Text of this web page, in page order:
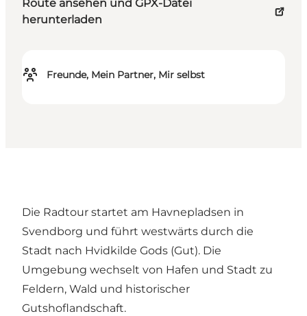
Route ansehen und GPX-Datei
herunterladen
Freunde, Mein Partner, Mir selbst
Die Radtour startet am Havnepladsen in
Svendborg und führt westwärts durch die
Stadt nach Hvidkilde Gods (Gut). Die
Umgebung wechselt von Hafen und Stadt zu
Feldern, Wald und historischer
Gutshoflandschaft.